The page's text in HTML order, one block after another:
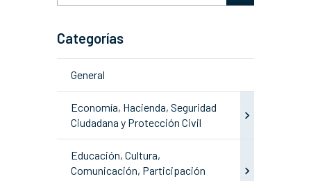
Categorías
General
Economía, Hacienda, Seguridad
Ciudadana y Protección Civil
Educación, Cultura,
Comunicación, Participación